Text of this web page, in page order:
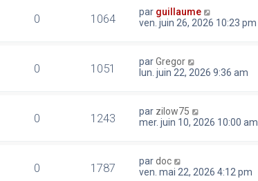
0 1064 par guillaume
ven. juin 26, 2026 10:23 pm
0 1051 parGregor
lun. juin 22, 2026 9:36 am
0 1243 par zilow75
mer. juin 10, 2026 10:00 am
0 1787 pardoc
ven. mai 22, 2026 4:12 pm